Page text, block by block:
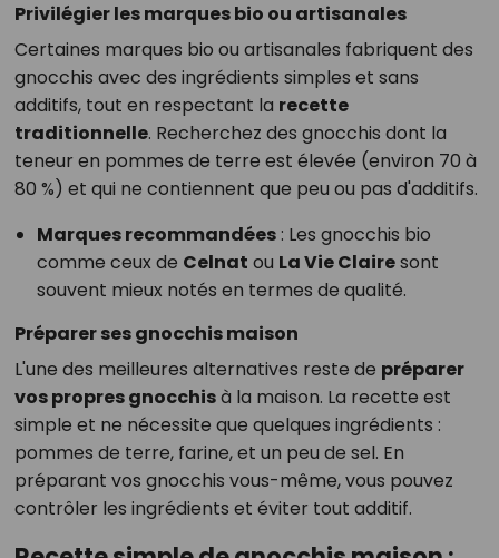
Privilégier les marques bio ou artisanales
Certaines marques bio ou artisanales fabriquent des
gnocchis avec des ingrédients simples et sans
additifs, tout en respectant la recette
traditionnelle. Recherchez des gnocchis dont la
teneur en pommes de terre est élevée (environ 70 à
80 %) et qui ne contiennent que peu ou pas d'additifs.
Marques recommandées: Les gnocchis bio
comme ceux de Celnat ou La Vie Clairesont
souvent mieux notés en termes de qualité.
Préparer ses gnocchis maison
L'une des meilleures alternatives reste de préparer
vos propres gnocchisà la maison. La recette est
simple et ne nécessite que quelques ingrédients :
pommes de terre, farine, et un peu de sel. En
préparant vos gnocchis vous-même, vous pouvez
contrôler les ingrédients et éviter tout additif.